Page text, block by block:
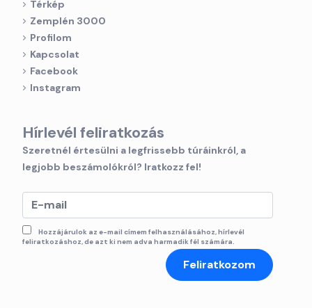
Térkép
Zemplén 3000
Profilom
Kapcsolat
Facebook
Instagram
Hírlevél feliratkozás
Szeretnél értesülni a legfrissebb túráinkról, a
legjobb beszámolókról? Iratkozz fel!
Hozzájárulok az e-mail címem felhasználásához, hírlevél
feliratkozáshoz, de azt ki nem adva harmadik fél számára.
Feliratkozom